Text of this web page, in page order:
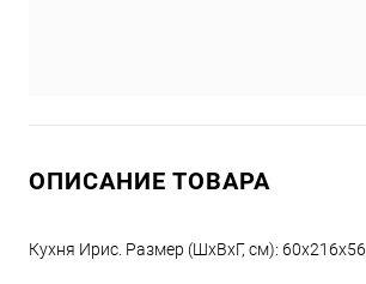
ОПИСАНИЕ ТОВАРА
Кухня Ирис. Размер (ШхВхГ, см):